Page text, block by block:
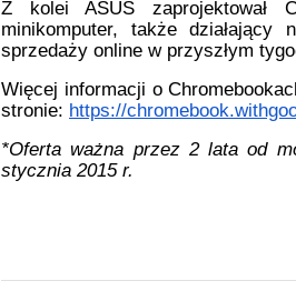
Z kolei ASUS zaprojektował
minikomputer, także
sprzedaży online w przyszłym
Więcej informacji o
stronie: https://
*Oferta ważna przez 2 lata od
stycznia 2015 r.